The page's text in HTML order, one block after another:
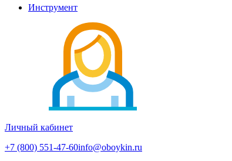
Инструмент
Личный кабинет
+7 (800) 551-47-60info@oboykin.ru